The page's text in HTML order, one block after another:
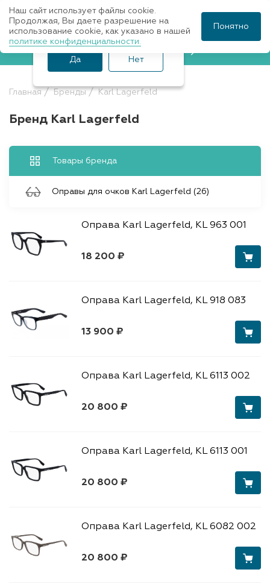
Записаться к врачу
Главная Бренды Karl Lagerfeld
Бренд Karl Lagerfeld
Товары бренда
Оправы для очков Karl Lagerfeld (26)
18 200 ₽
Оправа Karl Lagerfeld, KL 963 001
13 900 ₽
Оправа Karl Lagerfeld, KL 918 083
20 800 ₽
Оправа Karl Lagerfeld, KL 6113 002
20 800 ₽
Оправа Karl Lagerfeld, KL 6113 001
20 800 ₽
Оправа Karl Lagerfeld, KL 6082 002
Ваш город Санкт-
Петербург?
Да Нет
Наш сайт использует файлы cookie.
Продолжая, Вы даете разрешение на
использование cookie, как указано в нашей
политике конфиденциальности.
Понятно